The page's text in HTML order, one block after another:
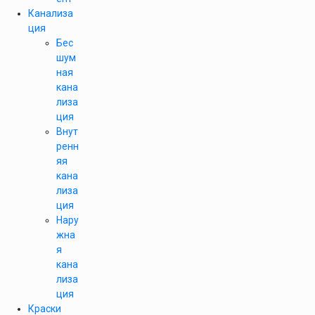
Канализа
ция
Бес
шум
ная
кана
лиза
ция
Внут
ренн
яя
кана
лиза
ция
Нару
жна
я
кана
лиза
ция
Краски